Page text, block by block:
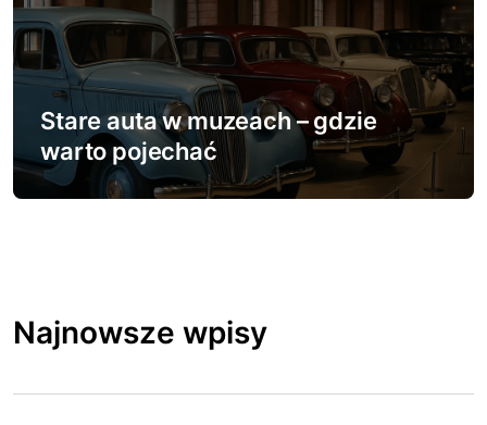
Stare auta w muzeach – gdzie
warto pojechać
Najnowsze wpisy